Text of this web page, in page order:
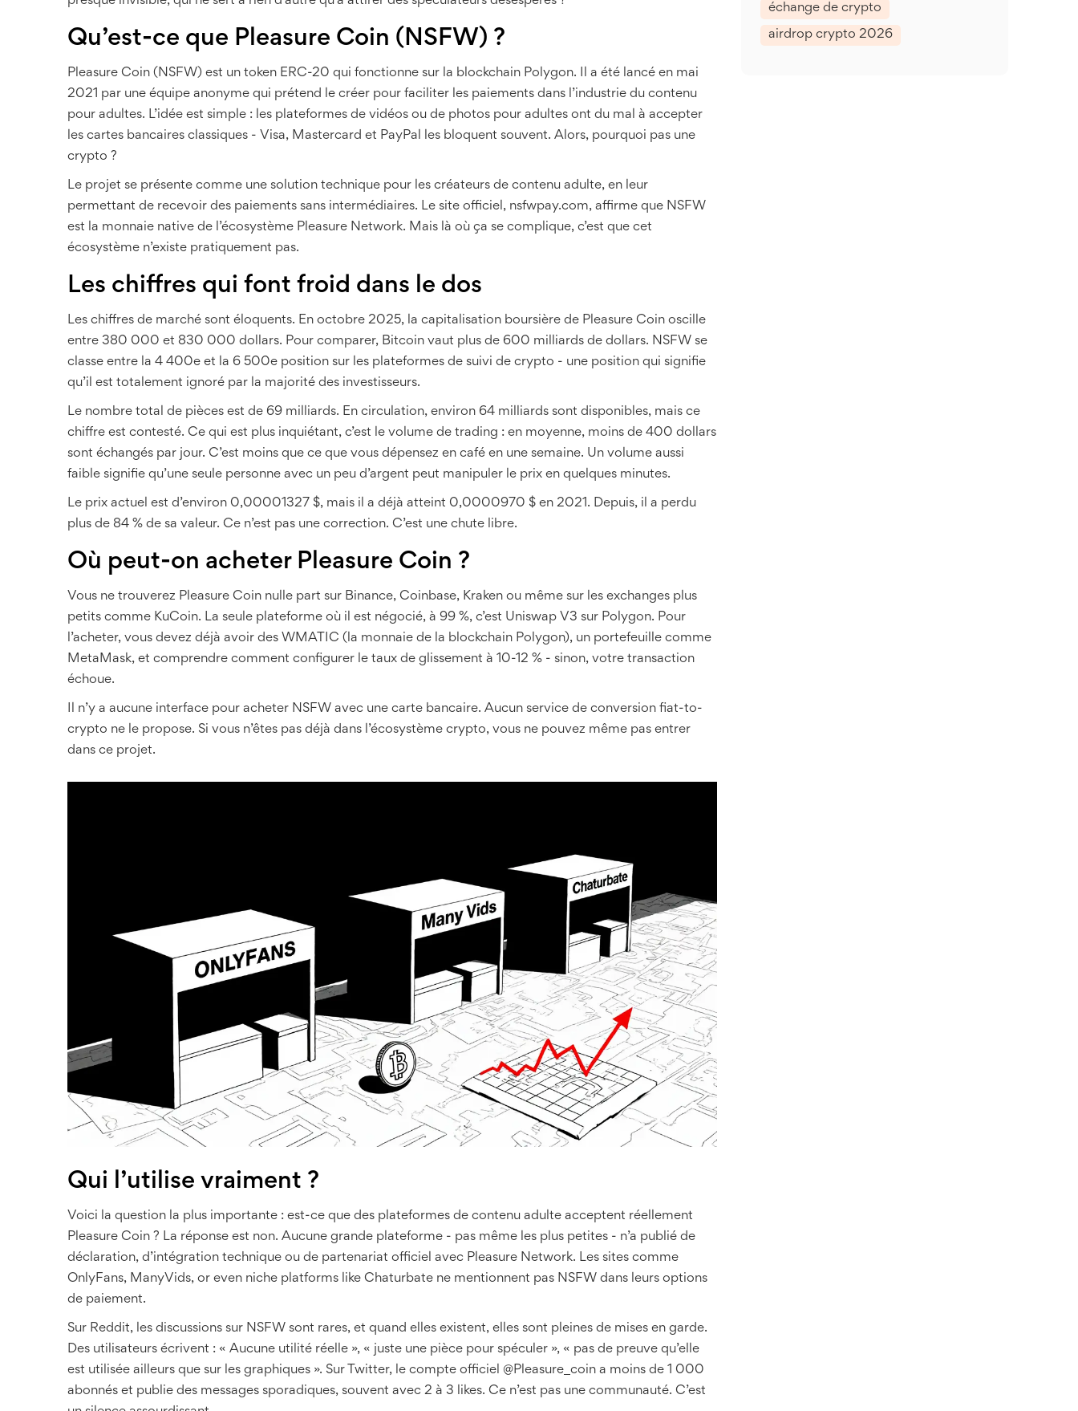
Qu’est-ce que Pleasure Coin (NSFW) ?
Pleasure Coin (NSFW) est un token ERC-20 qui fonctionne sur la blockchain Polygon. Il a été lancé en mai
2021 par une équipe anonyme qui prétend le créer pour faciliter les paiements dans l’industrie du contenu
pour adultes. L’idée est simple : les plateformes de vidéos ou de photos pour adultes ont du mal à accepter
les cartes bancaires classiques - Visa, Mastercard et PayPal les bloquent souvent. Alors, pourquoi pas une
crypto ?
Le projet se présente comme une solution technique pour les créateurs de contenu adulte, en leur
permettant de recevoir des paiements sans intermédiaires. Le site officiel, nsfwpay.com, affirme que NSFW
est la monnaie native de l’écosystème Pleasure Network. Mais là où ça se complique, c’est que cet
écosystème n’existe pratiquement pas.
Les chiffres qui font froid dans le dos
Les chiffres de marché sont éloquents. En octobre 2025, la capitalisation boursière de Pleasure Coin oscille
entre 380 000 et 830 000 dollars. Pour comparer, Bitcoin vaut plus de 600 milliards de dollars. NSFW se
classe entre la 4 400e et la 6 500e position sur les plateformes de suivi de crypto - une position qui signifie
qu’il est totalement ignoré par la majorité des investisseurs.
Le nombre total de pièces est de 69 milliards. En circulation, environ 64 milliards sont disponibles, mais ce
chiffre est contesté. Ce qui est plus inquiétant, c’est le volume de trading : en moyenne, moins de 400 dollars
sont échangés par jour. C’est moins que ce que vous dépensez en café en une semaine. Un volume aussi
faible signifie qu’une seule personne avec un peu d’argent peut manipuler le prix en quelques minutes.
Le prix actuel est d’environ 0,00001327 $, mais il a déjà atteint 0,0000970 $ en 2021. Depuis, il a perdu
plus de 84 % de sa valeur. Ce n’est pas une correction. C’est une chute libre.
Où peut-on acheter Pleasure Coin ?
Vous ne trouverez Pleasure Coin nulle part sur Binance, Coinbase, Kraken ou même sur les exchanges plus
petits comme KuCoin. La seule plateforme où il est négocié, à 99 %, c’est Uniswap V3 sur Polygon. Pour
l’acheter, vous devez déjà avoir des WMATIC (la monnaie de la blockchain Polygon), un portefeuille comme
MetaMask, et comprendre comment configurer le taux de glissement à 10-12 % - sinon, votre transaction
échoue.
Il n’y a aucune interface pour acheter NSFW avec une carte bancaire. Aucun service de conversion fiat-to-
crypto ne le propose. Si vous n’êtes pas déjà dans l’écosystème crypto, vous ne pouvez même pas entrer
dans ce projet.
Qui l’utilise vraiment ?
Voici la question la plus importante : est-ce que des plateformes de contenu adulte acceptent réellement
Pleasure Coin ? La réponse est non. Aucune grande plateforme - pas même les plus petites - n’a publié de
déclaration, d’intégration technique ou de partenariat officiel avec Pleasure Network. Les sites comme
OnlyFans, ManyVids, or even niche platforms like Chaturbate ne mentionnent pas NSFW dans leurs options
de paiement.
Sur Reddit, les discussions sur NSFW sont rares, et quand elles existent, elles sont pleines de mises en garde.
Des utilisateurs écrivent : « Aucune utilité réelle », « juste une pièce pour spéculer », « pas de preuve qu’elle
est utilisée ailleurs que sur les graphiques ». Sur Twitter, le compte officiel @Pleasure_coin a moins de 1 000
abonnés et publie des messages sporadiques, souvent avec 2 à 3 likes. Ce n’est pas une communauté. C’est
échange de crypto
airdrop crypto 2026